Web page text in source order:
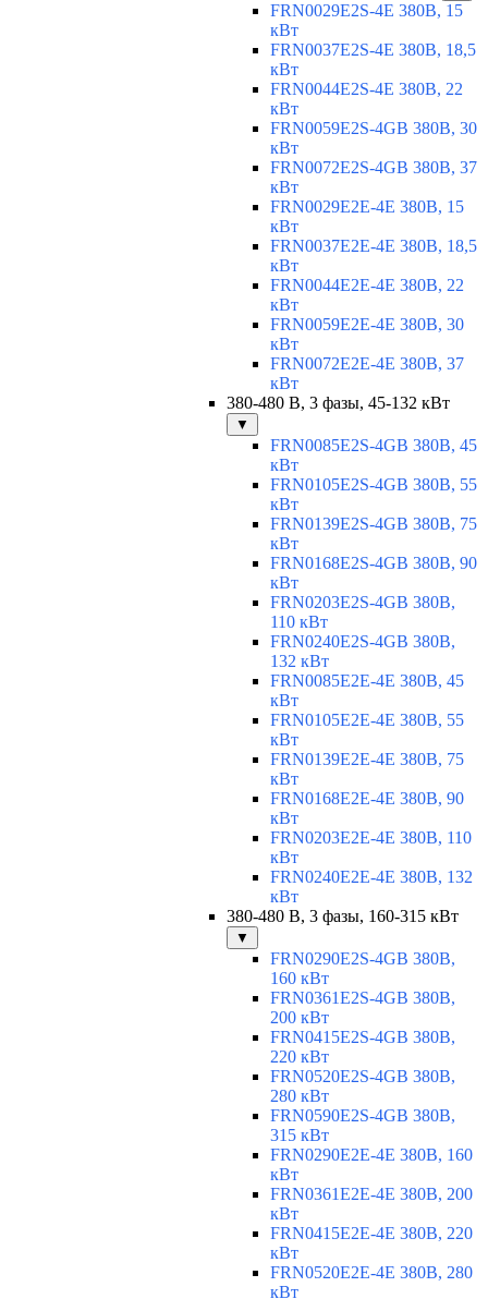
FRN0029E2S-4E 380В, 15
кВт
FRN0037E2S-4E 380В, 18,5
кВт
FRN0044E2S-4E 380В, 22
кВт
FRN0059E2S-4GB 380В, 30
кВт
FRN0072E2S-4GB 380В, 37
кВт
FRN0029E2E-4E 380В, 15
кВт
FRN0037E2E-4E 380В, 18,5
кВт
FRN0044E2E-4E 380В, 22
кВт
FRN0059E2E-4E 380В, 30
кВт
FRN0072E2E-4E 380В, 37
кВт
380-480 В, 3 фазы, 45-132 кВт
▼
FRN0085E2S-4GB 380В, 45
кВт
FRN0105E2S-4GB 380В, 55
кВт
FRN0139E2S-4GB 380В, 75
кВт
FRN0168E2S-4GB 380В, 90
кВт
FRN0203E2S-4GB 380В,
110 кВт
FRN0240E2S-4GB 380В,
132 кВт
FRN0085E2E-4E 380В, 45
кВт
FRN0105E2E-4E 380В, 55
кВт
FRN0139E2E-4E 380В, 75
кВт
FRN0168E2E-4E 380В, 90
кВт
FRN0203E2E-4E 380В, 110
кВт
FRN0240E2E-4E 380В, 132
кВт
380-480 В, 3 фазы, 160-315 кВт
▼
FRN0290E2S-4GB 380В,
160 кВт
FRN0361E2S-4GB 380В,
200 кВт
FRN0415E2S-4GB 380В,
220 кВт
FRN0520E2S-4GB 380В,
280 кВт
FRN0590E2S-4GB 380В,
315 кВт
FRN0290E2E-4E 380В, 160
кВт
FRN0361E2E-4E 380В, 200
кВт
FRN0415E2E-4E 380В, 220
кВт
FRN0520E2E-4E 380В, 280
кВт